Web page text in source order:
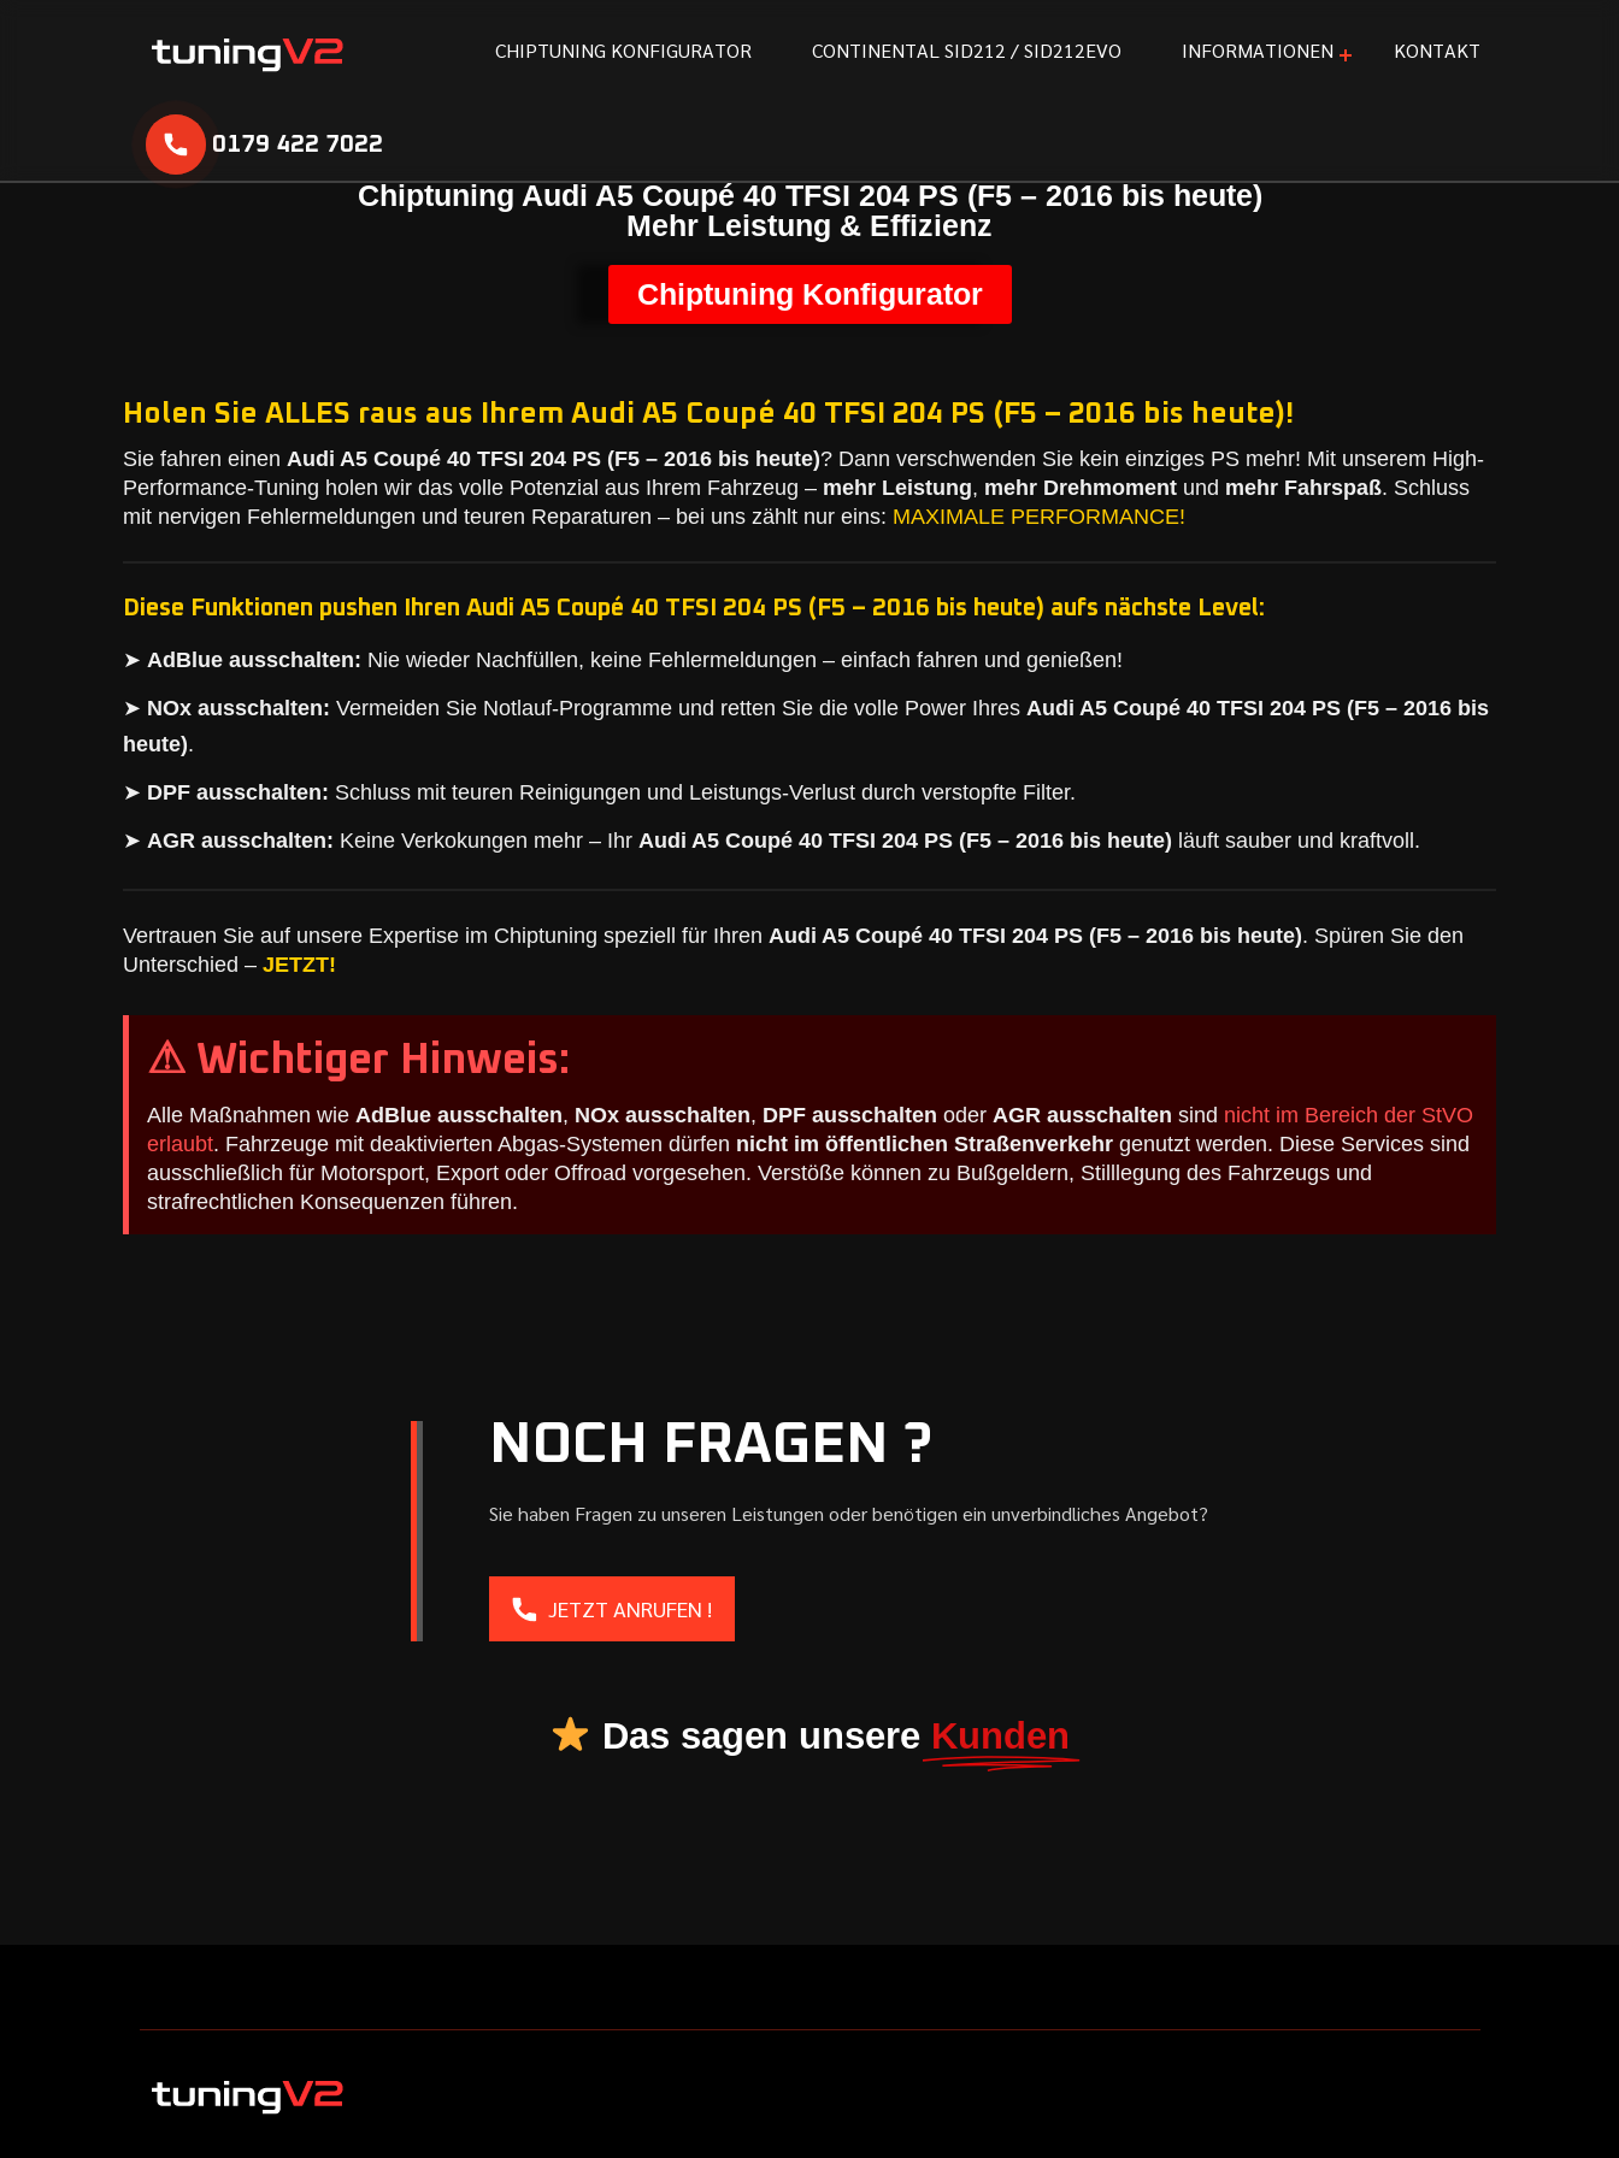
CHIPTUNING KONFIGURATOR CONTINENTAL SID21 2 / SID21 2EVO INFORMATIONEN KONTAKT
0179 422 7022
Chiptuning Audi A5 Coupé 40 TFSI 204 PS (F5 – 2016 bis heute)
Mehr Leistung & Effizienz
Chiptuning Konfigurator
Holen Sie ALLES raus aus Ihrem Audi A5 Coupé 40 TFSI 204 PS (F5 – 2016 bis heute)!
Sie fahren einen Audi A5 Coupé 40 TFSI 204 PS (F5 – 2016 bis heute)? Dann verschwenden Sie kein einziges PS mehr! Mit unserem High-
Performance-Tuning holen wir das volle Potenzial aus Ihrem Fahrzeug – mehr Leistung, mehr Drehmoment und mehr Fahrspaß. Schluss
mit nervigen Fehlermeldungen und teuren Reparaturen – bei uns zählt nur eins: MAXIMALE PERFORMANCE!
Diese Funktionen pushen Ihren Audi A5 Coupé 40 TFSI 204 PS (F5 – 2016 bis heute) aufs nächste Level:
➤ AdBlue ausschalten: Nie wieder Nachfüllen, keine Fehlermeldungen – einfach fahren und genießen!
➤ NOx ausschalten: Vermeiden Sie Notlauf-Programme und retten Sie die volle Power Ihres Audi A5 Coupé 40 TFSI 204 PS (F5 – 2016 bis
heute).
➤ DPF ausschalten: Schluss mit teuren Reinigungen und Leistungs-Verlust durch verstopfte Filter.
➤ AGR ausschalten: Keine Verkokungen mehr – Ihr Audi A5 Coupé 40 TFSI 204 PS (F5 – 2016 bis heute) läuft sauber und kraftvoll.
Vertrauen Sie auf unsere Expertise im Chiptuning speziell für Ihren Audi A5 Coupé 40 TFSI 204 PS (F5 – 2016 bis heute). Spüren Sie den
Unterschied – JETZT!
⚠ Wichtiger Hinweis:
Alle Maßnahmen wie AdBlue ausschalten, NOx ausschalten, DPF ausschalten oder AGR ausschalten sind nicht im Bereich der StVO
erlaubt. Fahrzeuge mit deaktivierten Abgas-Systemen dürfen nicht im öffentlichen Straßenverkehr genutzt werden. Diese Services sind
ausschließlich für Motorsport, Export oder Offroad vorgesehen. Verstöße können zu Bußgeldern, Stilllegung des Fahrzeugs und
strafrechtlichen Konsequenzen führen.
NOCH FRAGEN ?
Sie haben Fragen zu unseren Leistungen oder benötigen ein unverbindliches Angebot?
JETZT ANRUFEN !
Das sagen unsere Kunden